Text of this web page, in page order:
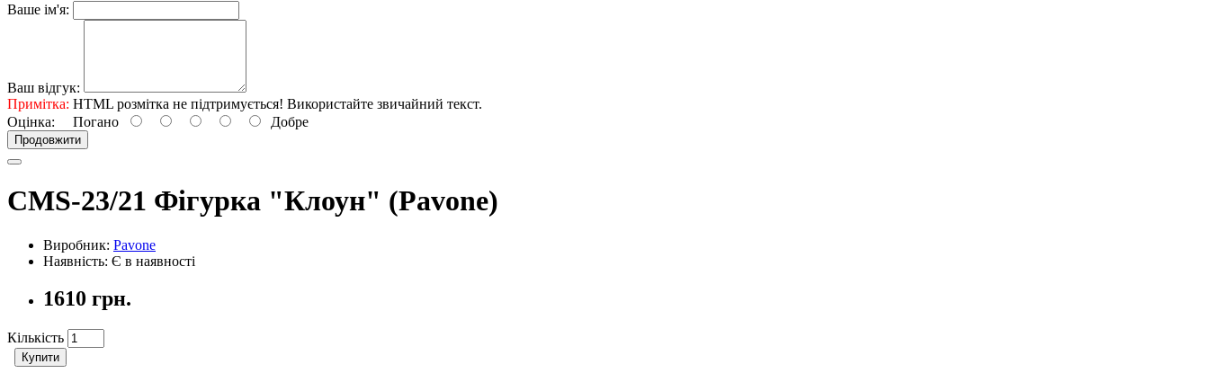
Ваше ім'я:
Ваш відгук:
Примітка: HTML розмітка не підтримується! Використайте звичайний текст.
Оцінка: Погано Добре
Продовжити
CMS-23/21 Фігурка "Клоун" (Pavone)
Виробник: Pavone
Наявність: Є в наявності
1610 грн.
Кількість
Купити